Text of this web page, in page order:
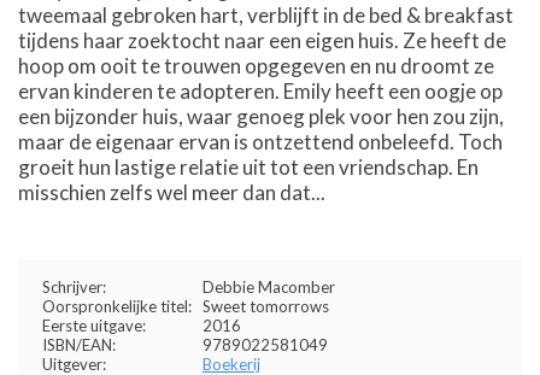
tweemaal gebroken hart, verblijft in de bed & breakfast
tijdens haar zoektocht naar een eigen huis. Ze heeft de
hoop om ooit te trouwen opgegeven en nu droomt ze
ervan kinderen te adopteren. Emily heeft een oogje op
een bijzonder huis, waar genoeg plek voor hen zou zijn,
maar de eigenaar ervan is ontzettend onbeleefd. Toch
groeit hun lastige relatie uit tot een vriendschap. En
misschien zelfs wel meer dan dat...
Schrijver:
Debbie Macomber
Oorspronkelijke titel: Sweet tomorrows
Eerste uitgave:
2016
ISBN/EAN:
9789022581049
Uitgever:
Boekerij